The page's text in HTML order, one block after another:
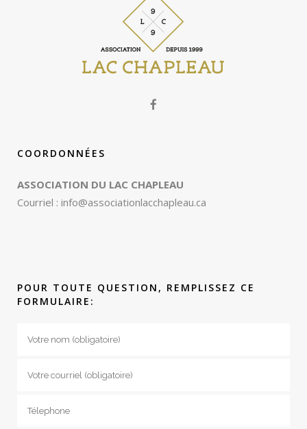
COORDONNÉES
ASSOCIATION DU LAC CHAPLEAU
Courriel : info@associationlacchapleau.ca
POUR TOUTE QUESTION, REMPLISSEZ CE
FORMULAIRE: